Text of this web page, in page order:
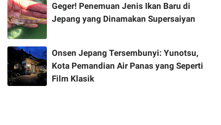
Geger! Penemuan Jenis Ikan Baru di
Jepang yang Dinamakan Supersaiyan
Onsen Jepang Tersembunyi: Yunotsu,
Kota Pemandian Air Panas yang Seperti
Film Klasik